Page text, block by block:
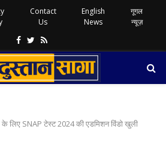
Contact
Us
English
News
गूगल
न्यूज़
Facebook
Twitter
Rss
के लिए SNAP टेस्ट 2024 की एडमिशन विंडो खुली